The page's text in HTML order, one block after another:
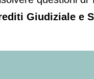
Giudiziale e